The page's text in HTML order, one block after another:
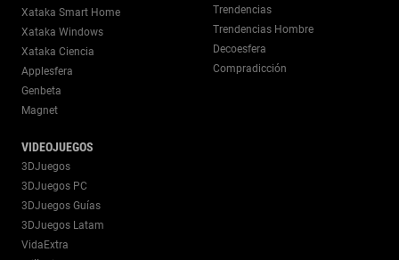
Xataka Smart Home
Xataka Windows
Xataka Ciencia
Applesfera
Genbeta
Magnet
VIDEOJUEGOS
3DJuegos
3DJuegos PC
3DJuegos Guías
3DJuegos Latam
VidaExtra
Trendencias
Trendencias Hombre
Decoesfera
Compradicción